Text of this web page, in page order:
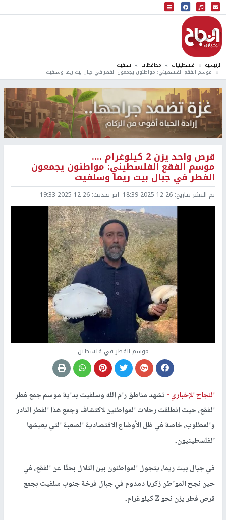
البث المباشر
إذاعة النجاح
الرئيسية فلسطينيات محافظات سلفيت
موسم الفقع الفلسطيني: مواطنون يجمعون الفطر في جبال بيت ريما وسلفيت
قرص واحد يزن 2 كيلوغرام ....
موسم الفقع الفلسطيني: مواطنون يجمعون
الفطر في جبال بيت ريما وسلفيت
تم النشر بتاريخ: 2025-12-26 18:39 اخر تحديث: 2025-12-26 19:33
موسم الفطر في فلسطين
النجاح الإخباري -تشهد مناطق رام الله وسلفيت بداية موسم جمع فطر
الفقع، حيث انطلقت رحلات المواطنين لاكتشاف وجمع هذا الفطر النادر
والمطلوب، خاصة في ظل الأوضاع الاقتصادية الصعبة التي يعيشها
الفلسطينيون.
في جبال بيت ريما، يتجول المواطنون بين التلال بحثًا عن الفقع، في
حين نجح المواطن زكريا دمدوم في جبال فرخة جنوب سلفيت بجمع
قرص فطر يزن نحو 2 كيلوغرام.